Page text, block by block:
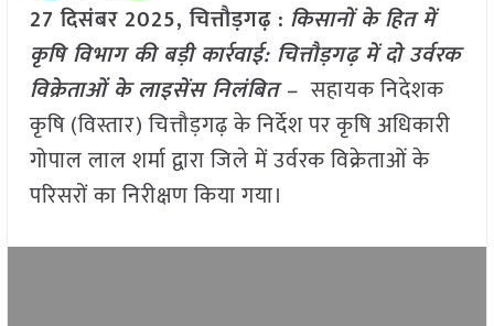
27 दिसंबर 2025, चित्तौड़गढ़ : किसानों के हित में
कृषि विभाग की बड़ी कार्रवाई: चित्तौड़गढ़ में दो उर्वरक
विक्रेताओं के लाइसेंस निलंबित – सहायक निदेशक
कृषि (विस्तार) चित्तौड़गढ़ के निर्देश पर कृषि अधिकारी
गोपाल लाल शर्मा द्वारा जिले में उर्वरक विक्रेताओं के
परिसरों का निरीक्षण किया गया।